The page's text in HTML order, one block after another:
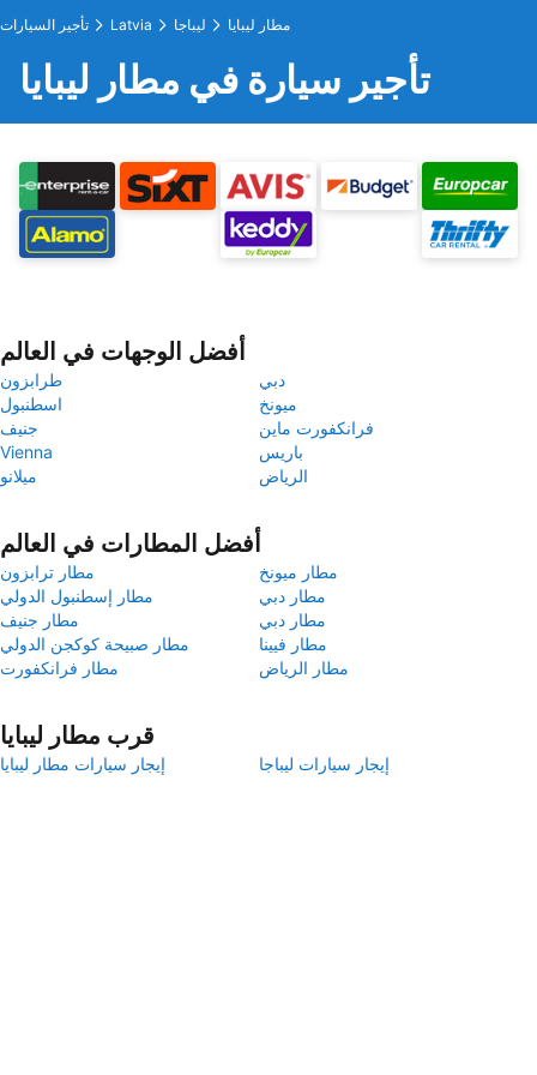
تأجير السيارات Latvia ليباجا مطار ليبايا
تأجير سيارة في مطار ليبايا
أفضل الوجهات في العالم
طرابزون
دبي
اسطنبول
ميونخ
جنيف
فرانكفورت ماين
Vienna
باريس
ميلانو
الرياض
أفضل المطارات في العالم
مطار ترابزون
مطار ميونخ
مطار إسطنبول الدولي
مطار دبي
مطار جنيف
مطار دبي
مطار صبيحة كوكجن الدولي
مطار فيينا
مطار فرانكفورت
مطار الرياض
قرب مطار ليبايا
إيجار سيارات مطار ليبايا إيجار سيارات ليباجا